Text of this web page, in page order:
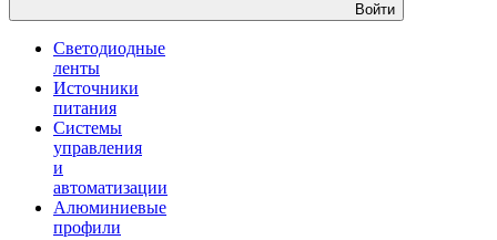
Войти
Светодиодные
ленты
Источники
питания
Системы
управления
и
автоматизации
Алюминиевые
профили